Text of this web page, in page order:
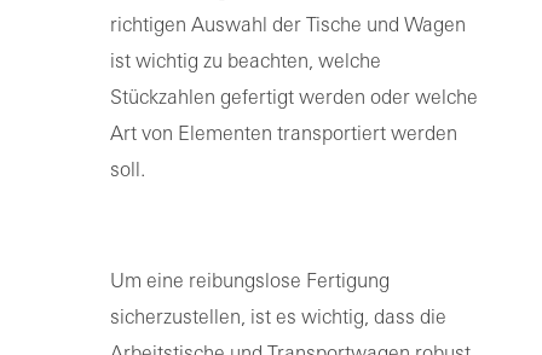
richtigen Auswahl der Tische und Wagen
ist wichtig zu beachten, welche
Stückzahlen gefertigt werden oder welche
Art von Elementen transportiert werden
soll.
Um eine reibungslose Fertigung
sicherzustellen, ist es wichtig, dass die